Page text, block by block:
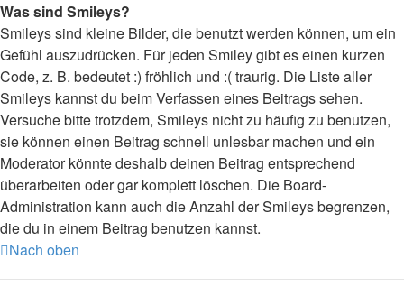
Was sind Smileys?
Smileys sind kleine Bilder, die benutzt werden können, um ein
Gefühl auszudrücken. Für jeden Smiley gibt es einen kurzen
Code, z. B. bedeutet :) fröhlich und :( traurig. Die Liste aller
Smileys kannst du beim Verfassen eines Beitrags sehen.
Versuche bitte trotzdem, Smileys nicht zu häufig zu benutzen,
sie können einen Beitrag schnell unlesbar machen und ein
Moderator könnte deshalb deinen Beitrag entsprechend
überarbeiten oder gar komplett löschen. Die Board-
Administration kann auch die Anzahl der Smileys begrenzen,
die du in einem Beitrag benutzen kannst.
Nach oben